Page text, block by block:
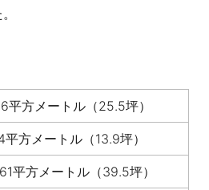
平方メートル（25.5坪）
平方メートル（13.9坪）
平方メートル（39.5坪）